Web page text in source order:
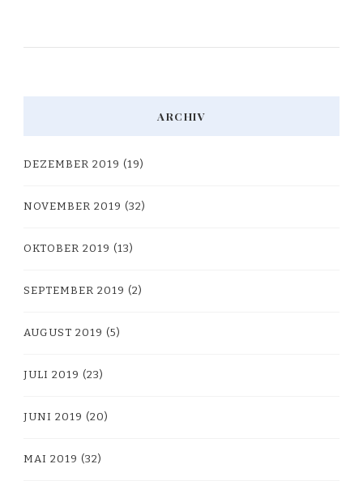
ARCHIV
DEZEMBER 2019 (19)
NOVEMBER 2019 (32)
OKTOBER 2019 (13)
SEPTEMBER 2019 (2)
AUGUST 2019 (5)
JULI 2019 (23)
JUNI 2019 (20)
MAI 2019 (32)